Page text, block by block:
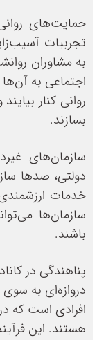
حمایت‌های
تجربیات
به مشاوران
اجتماعی به
روانی کنار
بسازند.
دولتی، صدها
خدمات
سازمان‌ها
باشند.
پناهندگی در
دروازه‌ای به سوی
افرادی است که
هستند. این